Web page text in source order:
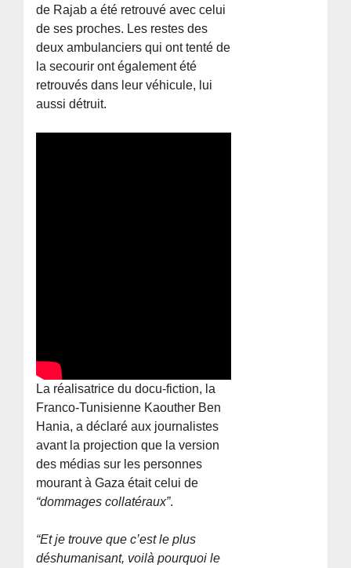
de Rajab a été retrouvé avec celui
de ses proches. Les restes des
deux ambulanciers qui ont tenté de
la secourir ont également été
retrouvés dans leur véhicule, lui
aussi détruit.
La réalisatrice du docu-fiction, la
Franco-Tunisienne Kaouther Ben
Hania, a déclaré aux journalistes
avant la projection que la version
des médias sur les personnes
mourant à Gaza était celui de
“dommages collatéraux”.
“Et je trouve que c’est le plus
déshumanisant, voilà pourquoi le